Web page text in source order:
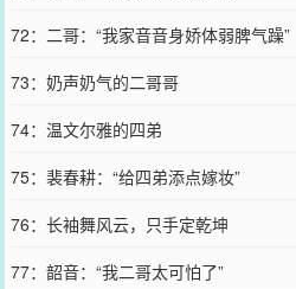
72：二哥：“我家音音身娇体弱脾气躁”
73：奶声奶气的二哥哥
74：温文尔雅的四弟
75：裴春耕：“给四弟添点嫁妆”
76：长袖舞风云，只手定乾坤
77：韶音：“我二哥太可怕了”